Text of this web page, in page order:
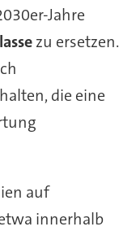
Jahre
zu ersetzen.
die eine
auf
innerhalb